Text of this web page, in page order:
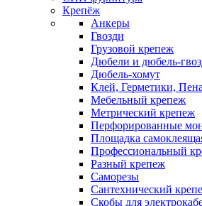
Крепёж
Анкеры
Гвозди
Грузовой крепеж
Дюбели и дюбель-
Дюбель-хомут
Клей, Герметики, Пена
Мебельный крепеж
Метрический крепеж
Перфорированные
Площадка
Профессиональный
Разный крепеж
Саморезы
Сантехнический
Скобы для